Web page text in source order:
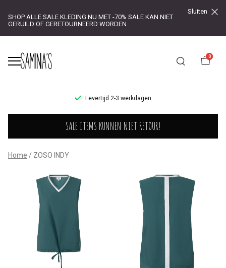
SHOP ALLE SALE KLEDING NU MET -70% SALE KAN NIET
GERUILD OF GERETOURNEERD WORDEN
Sluiten
0
Levertijd 2-3 werkdagen
ZOSO
INDY
Saminas
SALE ITEMS KUNNEN NIET RETOUR!
Home ZOSO INDY